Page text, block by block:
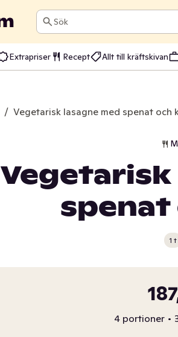
Sök
Extrapriser Recept Allt till kräftskivan
/ Vegetarisk lasagne med spenat och
Vegetarisk
spenat
1 t
4 portioner •